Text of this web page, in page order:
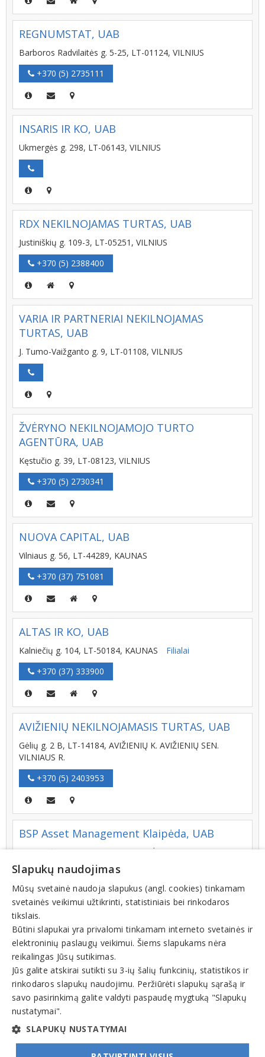
REGNUMSTAT, UAB
Barboros Radvilaitės g. 5-25, LT-01124, VILNIUS
+370 (5) 2735111
INSARIS IR KO, UAB
Ukmergės g. 298, LT-06143, VILNIUS
RDX NEKILNOJAMAS TURTAS, UAB
Justiniškių g. 109-3, LT-05251, VILNIUS
+370 (5) 2388400
VARIA IR PARTNERIAI NEKILNOJAMAS
TURTAS, UAB
J. Tumo-Vaižganto g. 9, LT-01108, VILNIUS
ŽVĖRYNO NEKILNOJAMOJO TURTO
AGENTŪRA, UAB
Kęstučio g. 39, LT-08123, VILNIUS
+370 (5) 2730341
NUOVA CAPITAL, UAB
Vilniaus g. 56, LT-44289, KAUNAS
+370 (37) 751081
ALTAS IR KO, UAB
Kalniečių g. 104, LT-50184, KAUNAS
Filialai
+370 (37) 333900
AVIŽIENIŲ NEKILNOJAMASIS TURTAS, UAB
Gėlių g. 2 B, LT-14184, AVIŽIENIŲ K. AVIŽIENIŲ SEN.
VILNIAUS R.
+370 (5) 2403953
BSP Asset Management Klaipėda, UAB
Pramonės g. 8 A, LT-94102, KLAIPĖDA
+370 (46) 300164
Dvaront, UAB
Statybininkų g. 1, VILNIUS
+370 (681) 77952
1 2
Slapukų naudojimas
Mūsų svetainė naudoja slapukus (angl. cookies) tinkamam
svetainės veikimui užtikrinti, statistiniais bei rinkodaros
tikslais.
Būtini slapukai yra privalomi tinkamam interneto svetainės ir
elektroninių paslaugų veikimui. Šiems slapukams nėra
reikalingas Jūsų sutikimas.
Jūs galite atskirai sutikti su 3-ių šalių funkcinių, statistikos ir
rinkodaros slapukų naudojimu. Peržiūrėti slapukų sąrašą ir
savo pasirinkimą galite valdyti paspaudę mygtuką "Slapukų
nustatymai".
SLAPUKŲ NUSTATYMAI